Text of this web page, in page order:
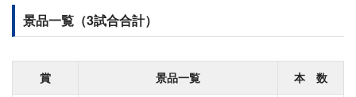
景品一覧（3試合合計）
賞 景品一覧 本 数